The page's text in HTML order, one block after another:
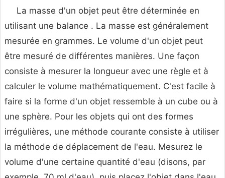
La masse d'un objet peut être déterminée en
utilisant une balance . La masse est généralement
mesurée en grammes. Le volume d'un objet peut
être mesuré de différentes manières. Une façon
consiste à mesurer la longueur avec une règle et à
calculer le volume mathématiquement. C'est facile à
faire si la forme d'un objet ressemble à un cube ou à
une sphère. Pour les objets qui ont des formes
irrégulières, une méthode courante consiste à utiliser
la méthode de déplacement de l'eau. Mesurez le
volume d'une certaine quantité d'eau (disons, par